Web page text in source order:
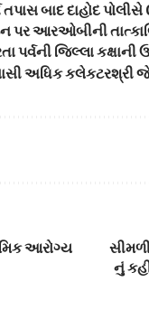
તપાસ બાદ દાહોદ
પર આરઓબીની
પર્વની જિલ્લા
અધિક
આરોગ્ય
નું